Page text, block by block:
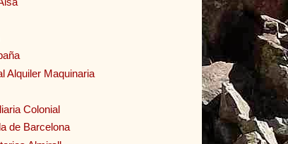
Alquiler Maquinaria
Colonial
de Barcelona